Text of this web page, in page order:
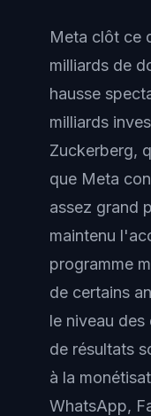
Meta clôt ce
milliards de
hausse
milliards
Zuckerberg,
que Meta
assez grand
maintenu
programme
de certains
le niveau
de résultats
à la
WhatsApp,